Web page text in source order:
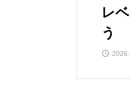
レ
う